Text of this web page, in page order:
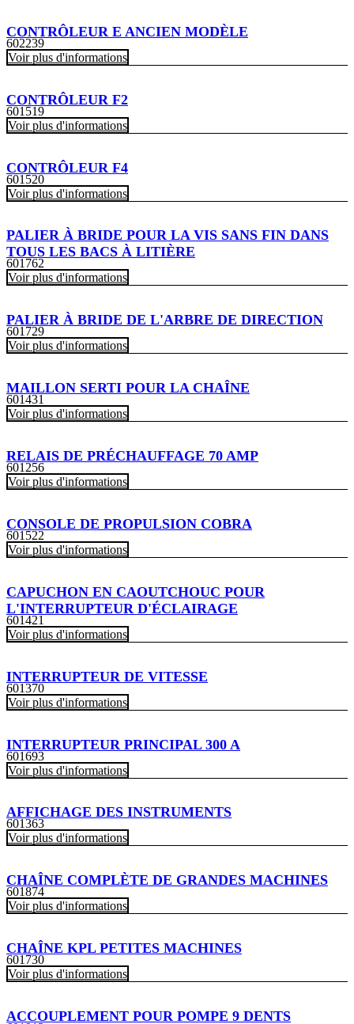
CONTRÔLEUR E ANCIEN MODÈLE
602239
Voir plus d'informations
CONTRÔLEUR F2
601519
Voir plus d'informations
CONTRÔLEUR F4
601520
Voir plus d'informations
PALIER À BRIDE POUR LA VIS SANS FIN DANS
TOUS LES BACS À LITIÈRE
601762
Voir plus d'informations
PALIER À BRIDE DE L'ARBRE DE DIRECTION
601729
Voir plus d'informations
MAILLON SERTI POUR LA CHAÎNE
601431
Voir plus d'informations
RELAIS DE PRÉCHAUFFAGE 70 AMP
601256
Voir plus d'informations
CONSOLE DE PROPULSION COBRA
601522
Voir plus d'informations
CAPUCHON EN CAOUTCHOUC POUR
L'INTERRUPTEUR D'ÉCLAIRAGE
601421
Voir plus d'informations
INTERRUPTEUR DE VITESSE
601370
Voir plus d'informations
INTERRUPTEUR PRINCIPAL 300 A
601693
Voir plus d'informations
AFFICHAGE DES INSTRUMENTS
601363
Voir plus d'informations
CHAÎNE COMPLÈTE DE GRANDES MACHINES
601874
Voir plus d'informations
CHAÎNE KPL PETITES MACHINES
601730
Voir plus d'informations
ACCOUPLEMENT POUR POMPE 9 DENTS